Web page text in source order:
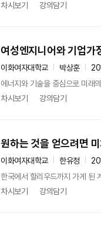
차시보기
강의담기
여성엔지니어와 기업가
이화여자대학교 박상훈
에너지와 기술을 중심으로 미래
차시보기
강의담기
원하는 것을 얻으려면
이화여자대학교 한유정
한국에서 할리우드까지 가게 된
차시보기
강의담기